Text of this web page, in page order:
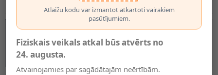
Atlaižu kodu var izmantot atkārtoti vairākiem
pasūtījumiem.
Fiziskais veikals atkal būs atvērts no
24. augusta.
Atvainojamies par sagādātajām neērtībām.